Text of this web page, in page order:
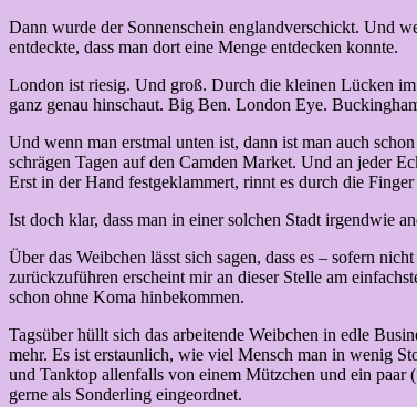
Dann wurde der Sonnenschein englandverschickt. Und
entdeckte, dass man dort eine Menge entdecken konnte.
London ist riesig. Und groß. Durch die kleinen Lücken
ganz genau hinschaut. Big Ben. London Eye.
Und wenn man erstmal unten ist, dann ist man auch
schrägen Tagen auf den Camden Market. Und an jeder
Erst in der Hand festgeklammert, rinnt es durch die
Ist doch klar, dass man in einer solchen Stadt irgendwie
Über das Weibchen lässt sich sagen, dass es – sofern
zurückzuführen erscheint mir an dieser Stelle am
schon ohne Koma hinbekommen.
Tagsüber hüllt sich das arbeitende Weibchen in edle
mehr. Es ist erstaunlich, wie viel Mensch man in wenig
und Tanktop allenfalls von einem Mützchen und ein paar
gerne als Sonderling eingeordnet.